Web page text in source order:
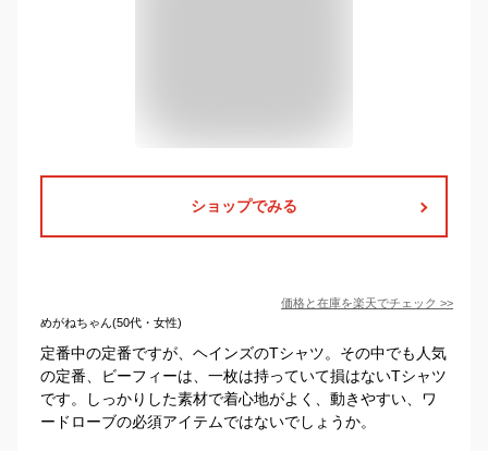
ショップでみる
価格と在庫を楽天でチェック >>
めがねちゃん(50代・女性)
定番中の定番ですが、ヘインズのTシャツ。その中でも人気
の定番、ビーフィーは、一枚は持っていて損はないTシャツ
です。しっかりした素材で着心地がよく、動きやすい、ワ
ードローブの必須アイテムではないでしょうか。